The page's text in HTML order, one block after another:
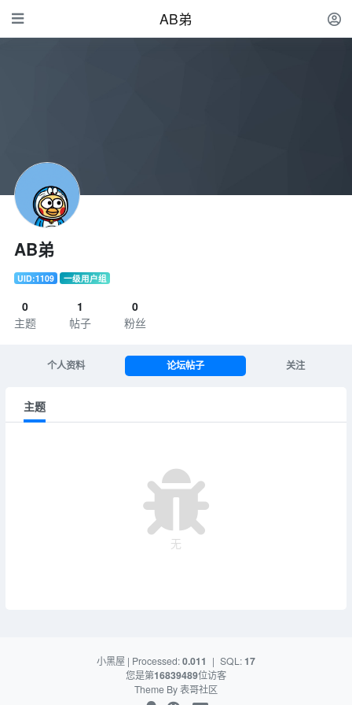
AB弟
AB弟
UID:1109 一级用户组
0
主题
1
帖子
0
粉丝
个人资料 论坛帖子 关注
主题
无
小黑屋 | Processed:0.011 | SQL:17
您是第16839489位访客
Theme By表哥社区